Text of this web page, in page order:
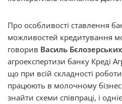
Про особливості ставлення
можливостей кредитування
говорив Василь Бєлозерських
агроекспертизи банку Креді
що при всій складності
працюють в молочному
знайти схеми співпраці, і